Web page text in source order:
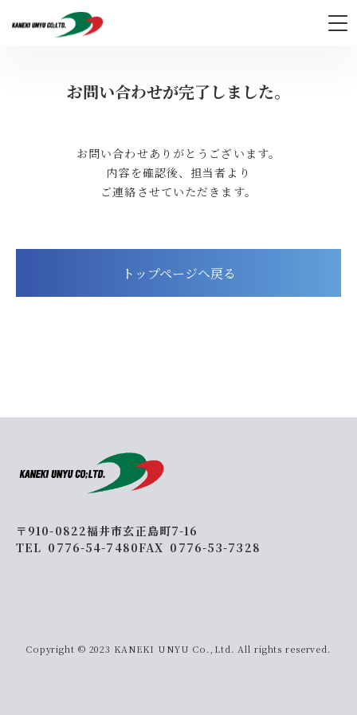
カネキ運輸
お問い合わせが完了しました。
お問い合わせありがとうございます。
内容を確認後、担当者より
ご連絡させていただきます。
トップページへ戻る
〒910-0822福井市玄正島町7-16
TEL 0776-54-7480FAX 0776-53-7328
Copyright © 2023 KANEKI UNYU Co.,Ltd. All rights reserved.